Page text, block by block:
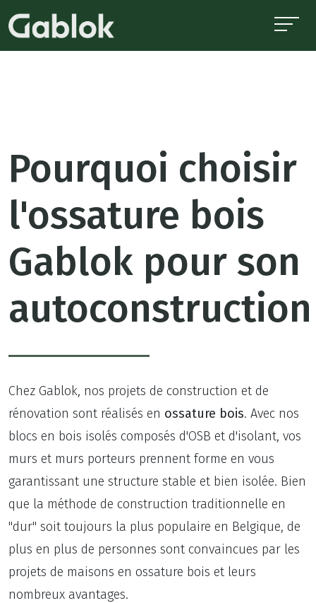
Pourquoi choisir
l'ossature bois
Gablok pour son
autoconstruction
Chez Gablok, nos projets de construction et de
rénovation sont réalisés en ossature bois. Avec nos
blocs en bois isolés composés d'OSB et d'isolant, vos
murs et murs porteurs prennent forme en vous
garantissant une structure stable et bien isolée. Bien
que la méthode de construction traditionnelle en
"dur" soit toujours la plus populaire en Belgique, de
plus en plus de personnes sont convaincues par les
projets de maisons en ossature bois et leurs
nombreux avantages.